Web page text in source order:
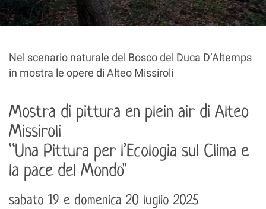
Nel scenario naturale del Bosco del Duca D’Altemps
in mostra le opere di Alteo Missiroli
Mostra di pittura en plein air di Alteo
Missiroli
“Una Pittura per l’Ecologia sul Clima e
la pace del Mondo"
sabato 19 e domenica 20 luglio 2025